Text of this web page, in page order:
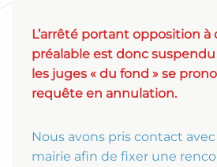
L’arrêté portant opposition à
préalable est donc suspendu
les juges « du fond » se
requête en annulation.
Nous avons pris contact avec
mairie afin de fixer une